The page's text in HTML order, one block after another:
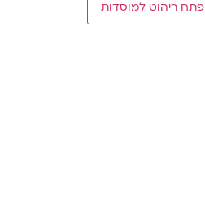
פתח ריהוט למוסדות